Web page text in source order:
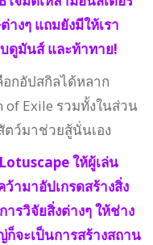
งๆ แถมยังมีให้เรา
ดูมันส์ และท้าทาย!
อกอัปสกิลได้หลาก
of Exile รวมทั้งในส่วน
ว์มาช่วยสู้นั่นเอง
ให้ผู้เล่น
ามาอัปเกรดสร้างสิ่ง
รวิจัยสิ่งต่างๆ ให้ช่าง
จะเป็นการสร้างสถาน